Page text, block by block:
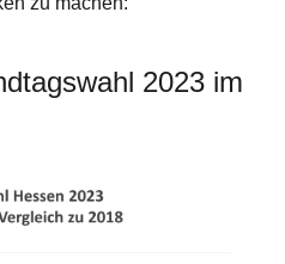
2023 im